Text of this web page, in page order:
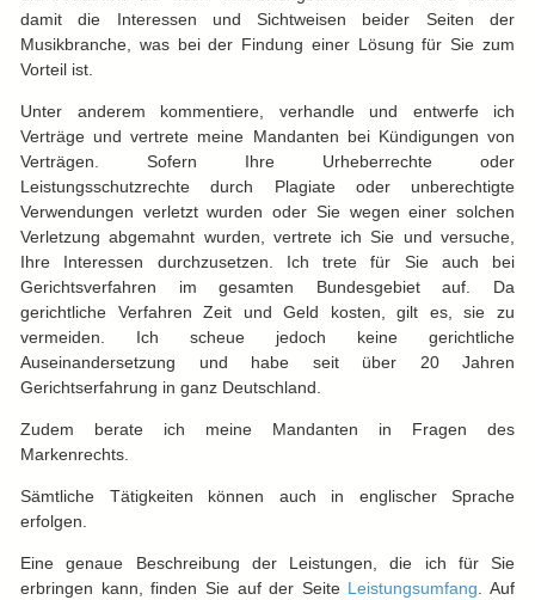
damit die Interessen und Sichtweisen beider Seiten der
Musikbranche, was bei der Findung einer Lösung für Sie zum
Vorteil ist.
Unter anderem kommentiere, verhandle und entwerfe ich
Verträge und vertrete meine Mandanten bei Kündigungen von
Verträgen. Sofern Ihre Urheberrechte oder
Leistungsschutzrechte durch Plagiate oder unberechtigte
Verwendungen verletzt wurden oder Sie wegen einer solchen
Verletzung abgemahnt wurden, vertrete ich Sie und versuche,
Ihre Interessen durchzusetzen. Ich trete für Sie auch bei
Gerichtsverfahren im gesamten Bundesgebiet auf. Da
gerichtliche Verfahren Zeit und Geld kosten, gilt es, sie zu
vermeiden. Ich scheue jedoch keine gerichtliche
Auseinandersetzung und habe seit über 20 Jahren
Gerichtserfahrung in ganz Deutschland.
Zudem berate ich meine Mandanten in Fragen des
Markenrechts.
Sämtliche Tätigkeiten können auch in englischer Sprache
erfolgen.
Eine genaue Beschreibung der Leistungen, die ich für Sie
erbringen kann, finden Sie auf der Seite Leistungsumfang . Auf